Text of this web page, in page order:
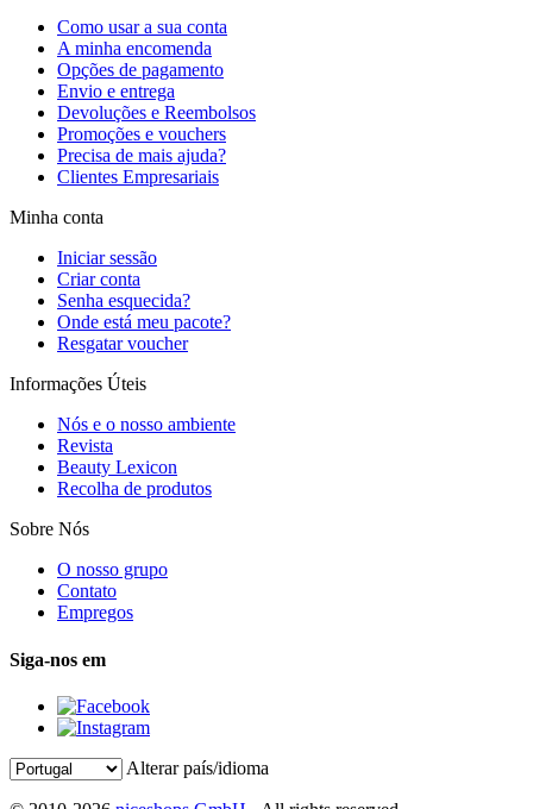
Como usar a sua conta
A minha encomenda
Opções de pagamento
Envio e entrega
Devoluções e Reembolsos
Promoções e vouchers
Precisa de mais ajuda?
Clientes Empresariais
Minha conta
Iniciar sessão
Criar conta
Senha esquecida?
Onde está meu pacote?
Resgatar voucher
Informações Úteis
Nós e o nosso ambiente
Revista
Beauty Lexicon
Recolha de produtos
Sobre Nós
O nosso grupo
Contato
Empregos
Siga-nos em
Alterar país/idioma